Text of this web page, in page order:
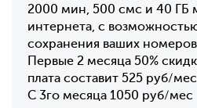
2000 мин, 500 смс и 40 ГБ
интернета, с
сохранения ваших номеров
Первые 2 месяца 50%
плата составит 525 руб/мес
С 3го месяца 1050 руб/мес